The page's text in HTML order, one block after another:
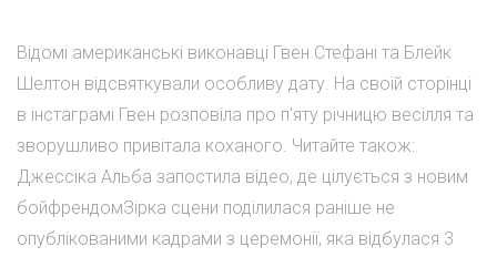
Відомі американські виконавці Гвен Стефані та Блейк
Шелтон відсвяткували особливу дату. На своїй сторінці
в інстаграмі Гвен розповіла про п'яту річницю весілля та
зворушливо привітала коханого. Читайте також:
Джессіка Альба запостила відео, де цілується з новим
бойфрендомЗірка сцени поділилася раніше не
опублікованими кадрами з церемонії, яка відбулася 3